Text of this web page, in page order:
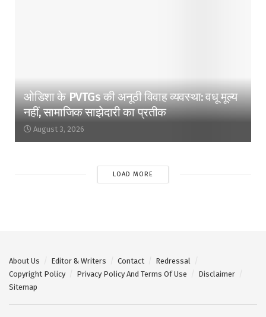
ओडिशा के PVTGs की अनूठी विवाह व्यवस्था: वधू मूल्य
नहीं, सामाजिक साझेदारी का प्रतीक
August 3, 2026
LOAD MORE
About Us Editor & Writers Contact
Redressal
Copyright Policy
Privacy Policy And Terms Of Use
Disclaimer
Sitemap